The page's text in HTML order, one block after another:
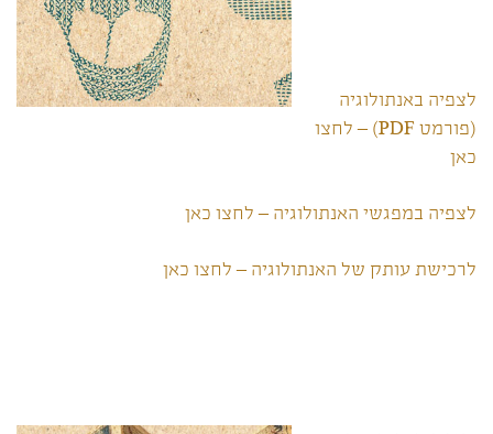
לצפיה באנתולוגיה
(פורמט PDF) – לחצו
כאן
לצפיה במפגשי האנתולוגיה – לחצו כאן
לרכישת עותק של האנתולוגיה – לחצו כאן